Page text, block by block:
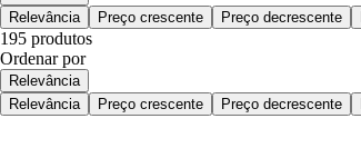
Relevância
Preço crescente Preço decrescente
195 produtos
Ordenar por
Relevância
Relevância
Preço crescente Preço decrescente